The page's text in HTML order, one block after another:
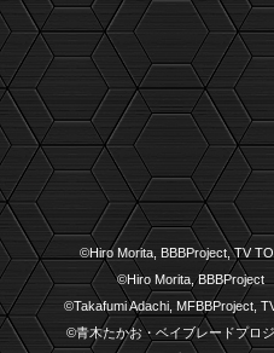
©Hiro Morita, BBBProject, TV
©Hiro Morita, BBBProject
©Takafumi Adachi, MFBBProject,
©青木たかお・ベイブレードプロ